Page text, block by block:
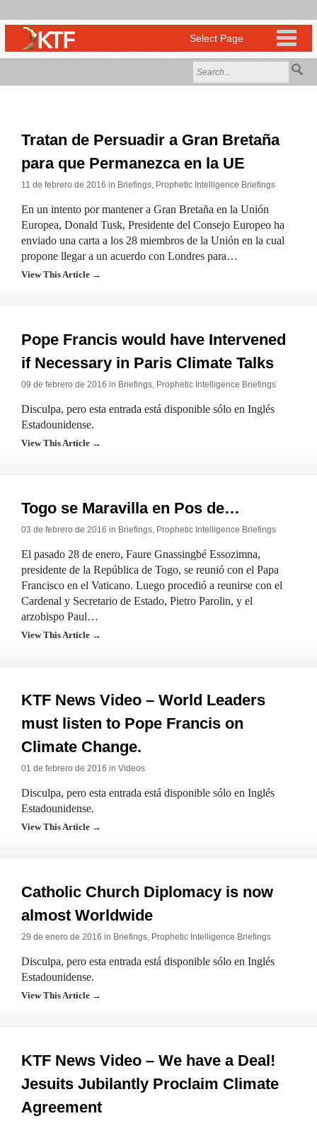
Tratan de Persuadir a Gran Bretaña
para que Permanezca en la UE
11 de febrero de 2016 in Briefings, Prophetic Intelligence Briefings
En un intento por mantener a Gran Bretaña en la Unión
Europea, Donald Tusk, Presidente del Consejo Europeo ha
enviado una carta a los 28 miembros de la Unión en la cual
propone llegar a un acuerdo con Londres para…
View This Article →
Pope Francis would have Intervened
if Necessary in Paris Climate Talks
09 de febrero de 2016 in Briefings, Prophetic Intelligence Briefings
Disculpa, pero esta entrada está disponible sólo en Inglés
Estadounidense.
View This Article →
Togo se Maravilla en Pos de…
03 de febrero de 2016 in Briefings, Prophetic Intelligence Briefings
El pasado 28 de enero, Faure Gnassingbé Essozimna,
presidente de la República de Togo, se reunió con el Papa
Francisco en el Vaticano. Luego procedió a reunirse con el
Cardenal y Secretario de Estado, Pietro Parolin, y el
arzobispo Paul…
View This Article →
KTF News Video – World Leaders
must listen to Pope Francis on
Climate Change.
01 de febrero de 2016 in Videos
Disculpa, pero esta entrada está disponible sólo en Inglés
Estadounidense.
View This Article →
Catholic Church Diplomacy is now
almost Worldwide
29 de enero de 2016 in Briefings, Prophetic Intelligence Briefings
Disculpa, pero esta entrada está disponible sólo en Inglés
Estadounidense.
View This Article →
KTF News Video – We have a Deal!
Jesuits Jubilantly Proclaim Climate
Agreement